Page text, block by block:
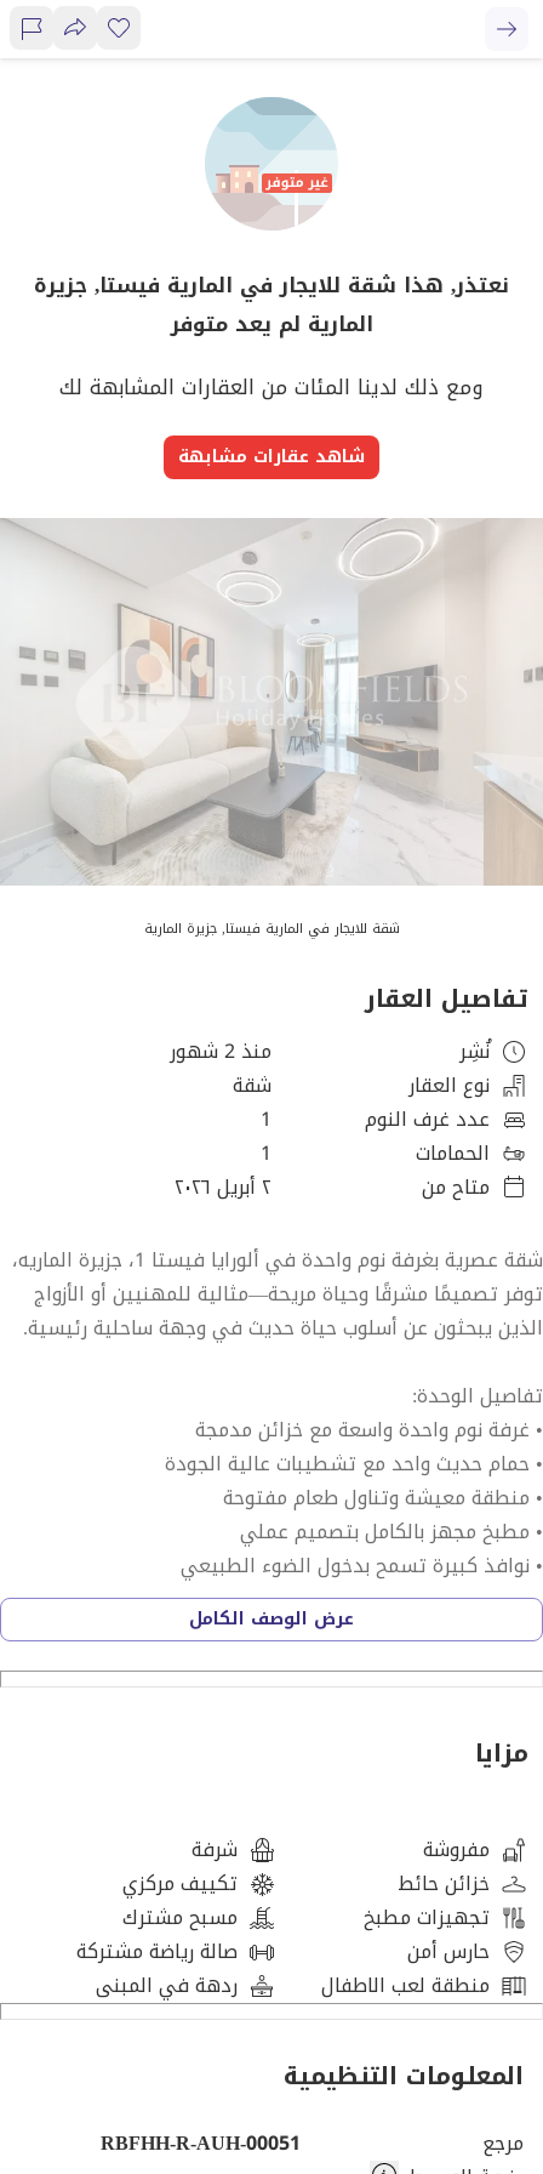
نعتذر, هذا شقة للايجار في المارية فيستا, جزيرة
المارية لم يعد متوفر
ومع ذلك لدينا المئات من العقارات المشابهة لك
شاهد عقارات مشابهة
شقة للايجار في المارية فيستا, جزيرة المارية
تفاصيل العقار
نُشِر
منذ 2 شهور
نوع العقار
شقة
عدد غرف النوم
1
الحمامات
1
متاح من
٢ أبريل ٢٠٢٦
شقة عصرية بغرفة نوم واحدة في ألورايا فيستا 1، جزيرة الماريه،
توفر تصميمًا مشرقًا وحياة مريحة—مثالية للمهنيين أو الأزواج
الذين يبحثون عن أسلوب حياة حديث في وجهة ساحلية رئيسية.
تفاصيل الوحدة:
• غرفة نوم واحدة واسعة مع خزائن مدمجة
• حمام حديث واحد مع تشطيبات عالية الجودة
• منطقة معيشة وتناول طعام مفتوحة
• مطبخ مجهز بالكامل بتصميم عملي
• نوافذ كبيرة تسمح بدخول الضوء الطبيعي
• تصميم فعال يزيد من مساحة الاستخدام
المرافق:
• صالة رياضية مجهزة بالكامل
• مناطق مجتمعية ذات مناظر طبيعية
• موقف سيارات مغطى
• خدمات البيع بالتجزئة وتناول الطعام داخل المجتمع
مزايا الموقع الممتاز:
• تقع في جزيرة الماريه، مركز المال وأسلوب الحياة في أبوظبي
والمطاعم الفاخرة
• محاطة بالمطاعم الراقية والمقاهي والفنادق الفاخرة
عرض الوصف الكامل
مزايا
مفروشة
شرفة
خزائن حائط
تكييف مركزي
تجهيزات مطبخ
مسبح مشترك
حارس أمن
صالة رياضة مشتركة
منطقة لعب الاطفال
ردهة في المبنى
المعلومات التنظيمية
مرجع
RBFHH-R-AUH-00051